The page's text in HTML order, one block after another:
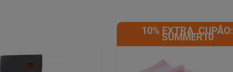
10% EXTRA, CUPÃO:
SUMMER10